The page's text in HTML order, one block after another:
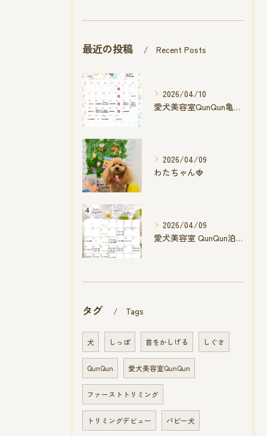
最近の投稿 Recent Posts
2026/04/10
愛犬美容室QunQun亀山エコー店
2026/04/09
わたちゃん🍓
2026/04/09
愛犬美容室 QunQun泊店 4月空き状況です
タグ Tags
犬 しっぽ 首をかしげる しぐさ
QunQun 愛犬美容室QunQun
ファーストトリミング
トリミングデビュー パピー犬